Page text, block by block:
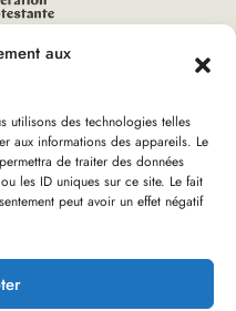
aux
utilisons des technologies telles
aux informations des appareils. Le
de traiter des données
les ID uniques sur ce site. Le fait
peut avoir un effet négatif
ici :
Églises vertes d’Ille-